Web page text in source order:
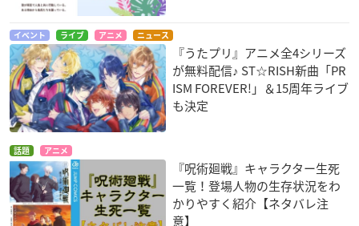
イベント ライブ アニメ ニュース
『うたプリ』アニメ全4シリーズ
が無料配信♪ ST☆RISH新曲「PR
ISM FOREVER!」＆15周年ライブ
も決定
話題 アニメ
『呪術廻戦』キャラクター生死
一覧！登場人物の生存状況をわ
かりやすく紹介【ネタバレ注
意】